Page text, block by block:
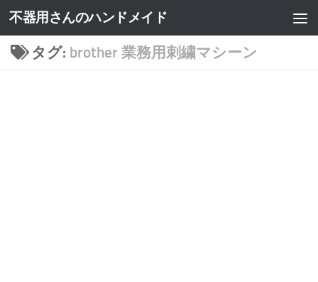
不器用さんのハンドメイド
タグ: brother 業務用刺繍マシーン